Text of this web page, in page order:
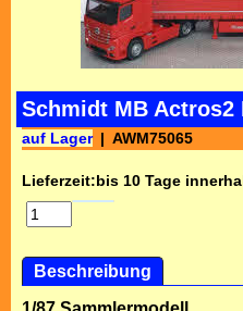
Schmidt MB Actros2
auf Lager AWM75065
Lieferzeit:bis 10 Tage
Beschreibung